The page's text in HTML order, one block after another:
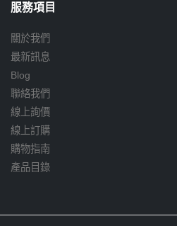
服務項目
關於我們
最新訊息
Blog
聯絡我們
線上詢價
線上訂購
購物指南
產品目錄